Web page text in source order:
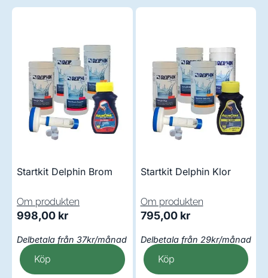
Startkit Delphin Brom
Om produkten
998,00 kr
Delbetala från 37kr/månad
Köp
Startkit Delphin Klor
Om produkten
795,00 kr
Delbetala från 29kr/månad
Köp